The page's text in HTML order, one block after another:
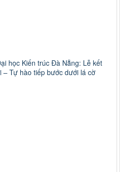
học Kiến trúc Đà Nẵng: Lễ kết
– Tự hào tiếp bước dưới lá cờ